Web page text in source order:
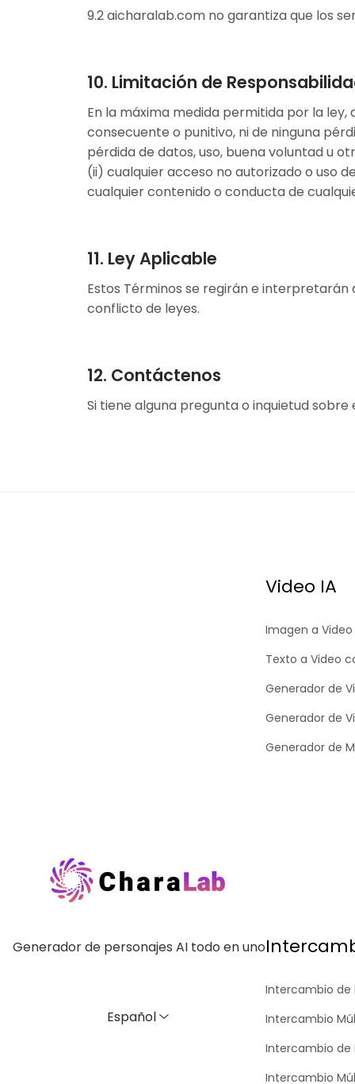
9.2 aicharalab.com no garantiza que los
10. Limitación de
En la máxima medida permitida por la
consecuente o punitivo, ni de ninguna
pérdida de datos, uso, buena voluntad u
(ii) cualquier acceso no autorizado o uso
cualquier contenido o conducta de
11. Ley Aplicable
Estos Términos se regirán e interpretarán
conflicto de leyes.
12. Contáctenos
Si tiene alguna pregunta o inquietud
Generador de personajes AI todo en uno
Español
Video IA
Imagen a Video
Texto a Video
Generador de
Generador de
Generador de
Intercambio de
Intercambio
Intercambio de
Intercambio